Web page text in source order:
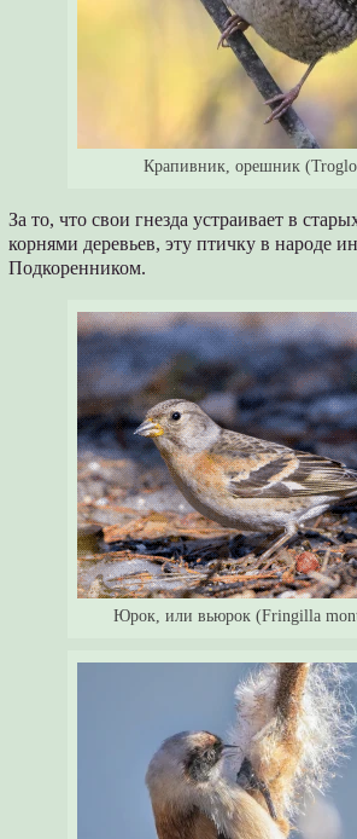
Крапивник, орешник
За то, что свои гнезда устраивает в
корнями деревьев, эту птичку в народе
Подкоренником.
Юрок, или вьюрок (Fringilla